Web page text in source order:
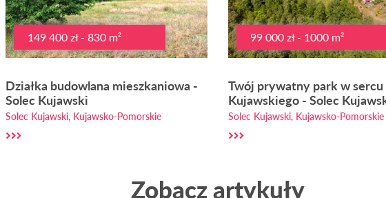
149 400 zł - 830 m²
Działka budowlana mieszkaniowa -
Solec Kujawski
Solec Kujawski, Kujawsko-Pomorskie
99 000 zł - 1000 m²
Twój prywatny park w sercu
Kujawskiego - Solec
Solec Kujawski, Kujawsko-Pomorskie
Zobacz artykuły